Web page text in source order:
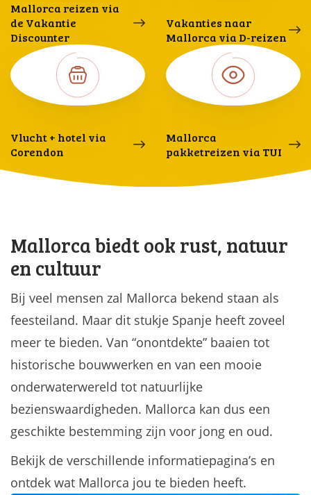
Mallorca reizen via
de Vakantie
Discounter
Vakanties naar
Mallorca via D-reizen
Vlucht + hotel via
Corendon
Mallorca
pakketreizen via TUI
Mallorca biedt ook rust, natuur
en cultuur
Bij veel mensen zal Mallorca bekend staan als
feesteiland. Maar dit stukje Spanje heeft zoveel
meer te bieden. Van “onontdekte” baaien tot
historische bouwwerken en van een mooie
onderwaterwereld tot natuurlijke
bezienswaardigheden. Mallorca kan dus een
geschikte bestemming zijn voor jong en oud.
Bekijk de verschillende informatiepagina’s en
ontdek wat Mallorca jou te bieden heeft.